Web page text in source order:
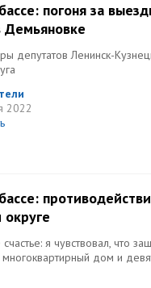
погоня за
Демьяновке
депутатов Ленинск-
2022
я чувствовал, что
дом и